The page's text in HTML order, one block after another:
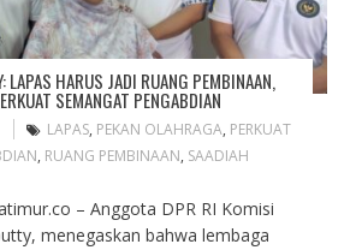
LAPAS HARUS JADI RUANG PEMBINAAN,
SEMANGAT PENGABDIAN
LAPAS, PEKAN OLAHRAGA, PERKUAT
, RUANG PEMBINAAN, SAADIAH
– Anggota DPR RI Komisi
menegaskan bahwa lembaga